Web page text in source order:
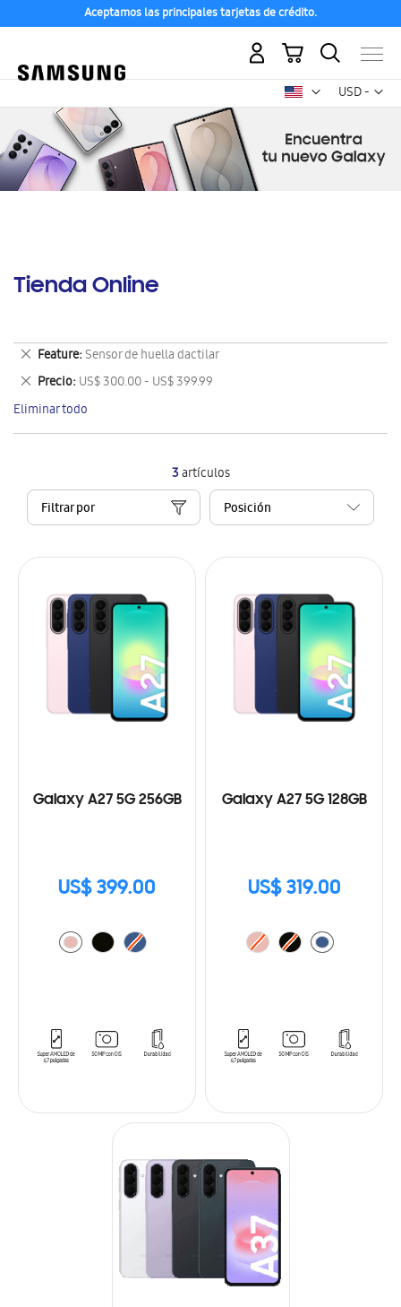
Aceptamos las principales tarjetas de crédito.
USD -
dólar
Mi carrito
Tienda Online
3artículos
Filtrar por
Galaxy A27 5G 256GB
US$ 399.00
Galaxy A27 5G 128GB
US$ 319.00
Feature Sensor de huella dactilar
Eliminar
este
artículo
Precio US$ 300.00 - US$ 399.99
Eliminar
este
artículo
Eliminar todo